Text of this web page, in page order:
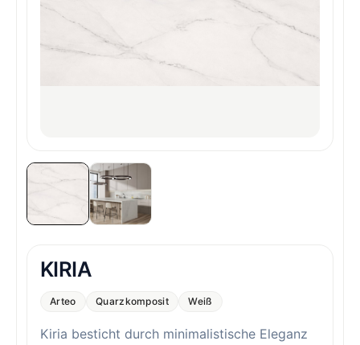
KIRIA
Arteo Quarzkomposit Weiß
Kiria besticht durch minimalistische Eleganz